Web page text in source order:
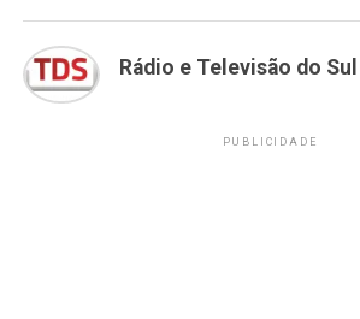
Rádio e Televisão do Sul
PUBLICIDADE